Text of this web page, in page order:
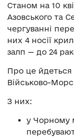
Станом на 10
Азовського та
чергуванні
них 4 носії
залп — до 24
Про це йдеться
Військово-
З них:
у Чорному